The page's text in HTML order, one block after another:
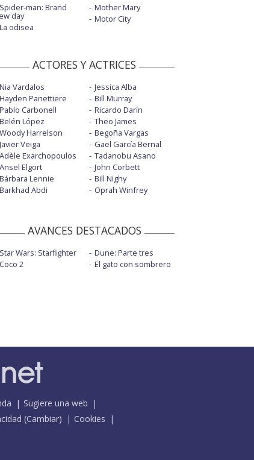
Spider-man: Brand
day
La odisea
Mother Mary
Motor City
ACTORES Y ACTRICES
Nia Vardalos
Hayden Panettiere
Pablo Carbonell
Belén López
Woody Harrelson
Javier Veiga
Adèle Exarchopoulos
Ansel Elgort
Bárbara Lennie
Barkhad Abdi
Jessica Alba
Bill Murray
Ricardo Darín
Theo James
Begoña Vargas
Gael García Bernal
Tadanobu Asano
John Corbett
Bill Nighy
Oprah Winfrey
AVANCES DESTACADOS
Star Wars: Starfighter
Coco 2
Dune: Parte tres
El gato con sombrero
Sugiere una web
(Cambiar)
Cookies